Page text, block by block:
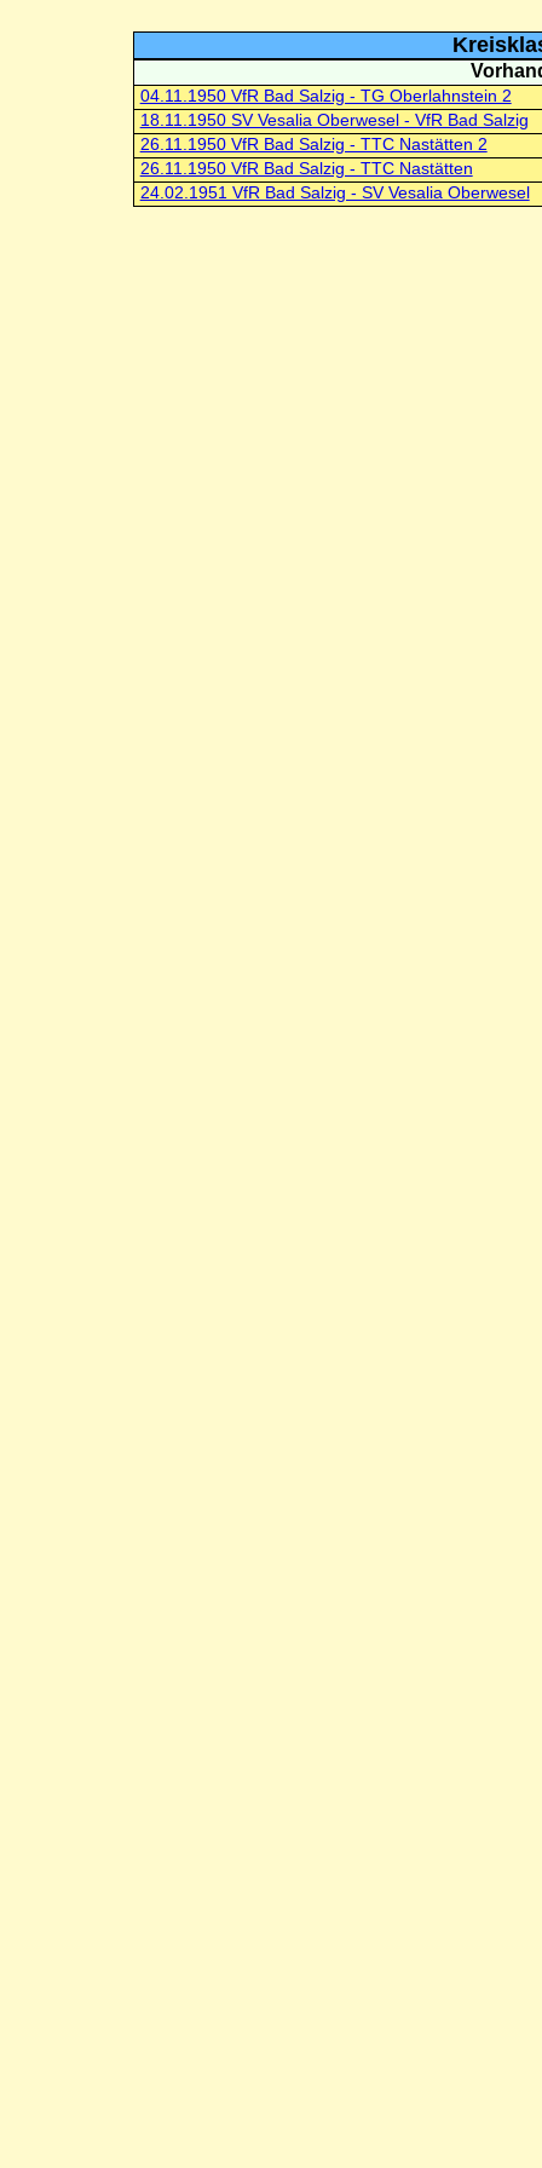
04.11.1950 VfR Bad Salzig - TG Oberlahnstein 2
18.11.1950 SV Vesalia Oberwesel - VfR Bad Salzig
26.11.1950 VfR Bad Salzig - TTC Nastätten 2
26.11.1950 VfR Bad Salzig - TTC Nastätten
24.02.1951 VfR Bad Salzig - SV Vesalia Oberwesel